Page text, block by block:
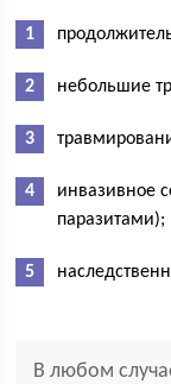
небольшие
инвазивное
паразитами);
В любом